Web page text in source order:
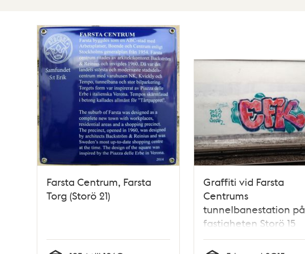
Farsta Centrum, Farsta
Torg (Storö 21)
Graffiti vid Farsta
Centrums
tunnelbanestation på
fastigheten Storö 15